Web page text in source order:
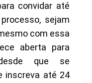
convidar até
sejam
com essa
aberta para
que se
inscreva até 24